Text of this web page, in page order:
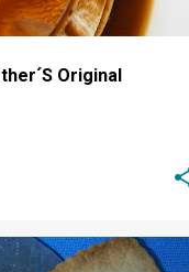
Original